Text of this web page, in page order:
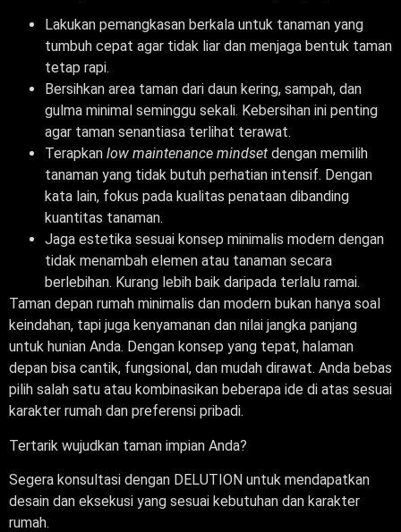
Lakukan pemangkasan berkala untuk tanaman yang
tumbuh cepat agar tidak liar dan menjaga bentuk taman
tetap rapi.
Bersihkan area taman dari daun kering, sampah, dan
gulma minimal seminggu sekali. Kebersihan ini penting
agar taman senantiasa terlihat terawat.
Terapkan low maintenance mindset dengan memilih
tanaman yang tidak butuh perhatian intensif. Dengan
kata lain, fokus pada kualitas penataan dibanding
kuantitas tanaman.
Jaga estetika sesuai konsep minimalis modern dengan
tidak menambah elemen atau tanaman secara
berlebihan. Kurang lebih baik daripada terlalu ramai.
Taman depan rumah minimalis dan modern bukan hanya soal
keindahan, tapi juga kenyamanan dan nilai jangka panjang
untuk hunian Anda. Dengan konsep yang tepat, halaman
depan bisa cantik, fungsional, dan mudah dirawat. Anda bebas
pilih salah satu atau kombinasikan beberapa ide di atas sesuai
karakter rumah dan preferensi pribadi.
Tertarik wujudkan taman impian Anda?
Segera konsultasi dengan DELUTION untuk mendapatkan
desain dan eksekusi yang sesuai kebutuhan dan karakter
rumah.